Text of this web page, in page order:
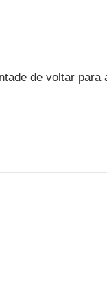
de voltar para